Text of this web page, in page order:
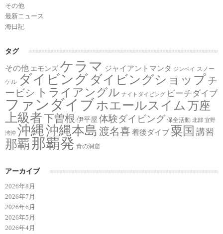
その他
最新ニュース
海日記
タグ
その他 エモンズ ケラマ ジャイアントマンタ ジンベイ スノー
ケル ダイビング ダイビングショップチ
ービシ トライアングル ナイトダイビング ビーチダイブ
ファンダイブホエールスイム 万座
上級者下曽根 伊平屋 体験ダイビング 保全活動 北部 宜野
湾沖 沖縄沖縄本島 渡名喜 着後ダイブ 粟国 講習
那覇 那覇発 青の洞窟
アーカイブ
2026年8月
2026年7月
2026年6月
2026年5月
2026年4月